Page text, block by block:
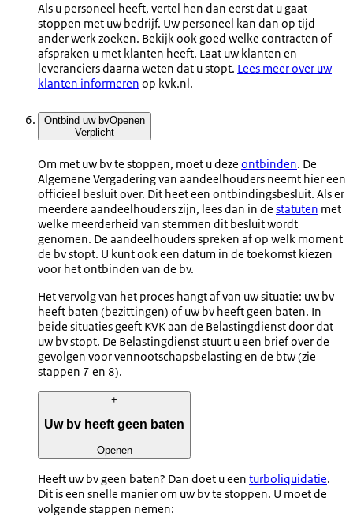
Als u personeel heeft, vertel hen dan eerst dat u gaat
stoppen met uw bedrijf. Uw personeel kan dan op tijd
ander werk zoeken. Bekijk ook goed welke contracten of
afspraken u met klanten heeft. Laat uw klanten en
leveranciers daarna weten dat u stopt. Lees meer over uw
klanten informeren op kvk.nl.
Ontbind uw bvOpenen
Verplicht
Om met uw bv te stoppen, moet u deze ontbinden. De
Algemene Vergadering van aandeelhouders neemt hier een
officieel besluit over. Dit heet een ontbindingsbesluit. Als er
meerdere aandeelhouders zijn, lees dan in de statuten met
welke meerderheid van stemmen dit besluit wordt
genomen. De aandeelhouders spreken af op welk moment
de bv stopt. U kunt ook een datum in de toekomst kiezen
voor het ontbinden van de bv.
Het vervolg van het proces hangt af van uw situatie: uw bv
heeft baten (bezittingen) of uw bv heeft geen baten. In
beide situaties geeft KVK aan de Belastingdienst door dat
uw bv stopt. De Belastingdienst stuurt u een brief over de
gevolgen voor vennootschapsbelasting en de btw (zie
stappen 7 en 8).
+
Uw bv heeft geen baten
Openen
Heeft uw bv geen baten? Dan doet u een turboliquidatie.
Dit is een snelle manier om uw bv te stoppen. U moet de
volgende stappen nemen: